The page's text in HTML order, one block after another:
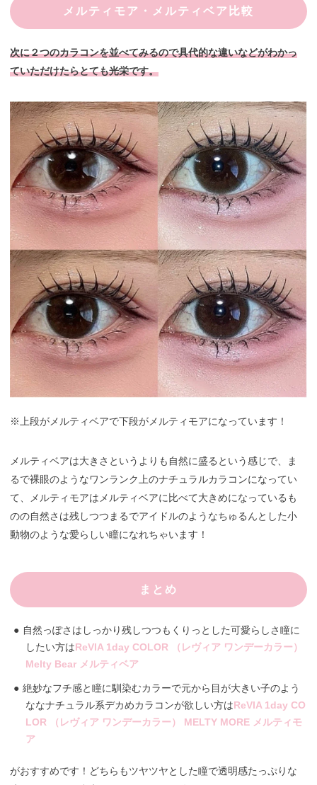
メルティモア・メルティベア比較
次に２つのカラコンを並べてみるので具代的な違いなどがわかっ
ていただけたらとても光栄です。
※上段がメルティベアで下段がメルティモアになっています！
メルティベアは大きさというよりも自然に盛るという感じで、ま
るで裸眼のようなワンランク上のナチュラルカラコンになってい
て、メルティモアはメルティベアに比べて大きめになっているも
のの自然さは残しつつまるでアイドルのようなちゅるんとした小
動物のような愛らしい瞳になれちゃいます！
まとめ
自然っぽさはしっかり残しつつもくりっとした可愛らしさ瞳に
したい方はReVIA 1day COLOR （レヴィア ワンデーカラー）
Melty Bear メルティベア
絶妙なフチ感と瞳に馴染むカラーで元から目が大きい子のよう
ななナチュラル系デカめカラコンが欲しい方はReVIA 1day CO
LOR （レヴィア ワンデーカラー） MELTY MORE メルティモ
ア
がおすすめです！どちらもツヤツヤとした瞳で透明感たっぷりな